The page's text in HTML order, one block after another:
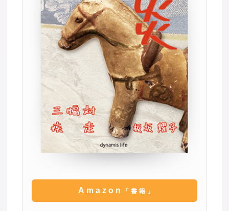
Amazon 「書籍」